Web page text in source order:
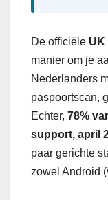
De officiële UK
manier om je
Nederlanders
paspoortscan,
Echter, 78%
support, april
paar gerichte
zowel Android